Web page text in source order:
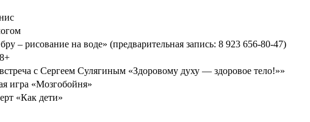
– рисование на воде» (предварительная запись: 8 923 656-80-47)
с Сергеем Сулягиным «Здоровому духу — здоровое тело!»»
игра «Мозгобойня»
«Как дети»